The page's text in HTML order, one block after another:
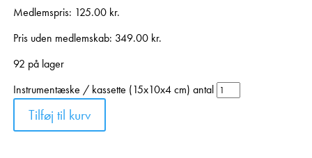
Medlemspris: 125.00 kr.
Pris uden medlemskab: 349.00 kr.
92 på lager
Instrumentæske / kassette (15x10x4 cm) antal
Tilføj til kurv